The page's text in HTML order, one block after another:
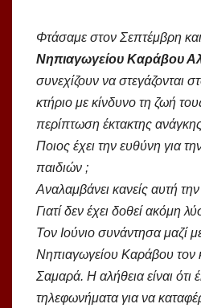
Φτάσαμε στον Σεπτέμβρη
Νηπιαγωγείου Καράβου
συνεχίζουν να στεγάζονται
κτήριο με κίνδυνο τη ζωή
περίπτωση έκτακτης
Ποιος έχει την ευθύνη για
παιδιών ;
Αναλαμβάνει κανείς αυτή
Γιατί δεν έχει δοθεί ακόμη
Τον Ιούνιο συνάντησα μαζί
Νηπιαγωγείου Καράβου τον
Σαμαρά. Η αλήθεια είναι ότι
τηλεφωνήματα για να